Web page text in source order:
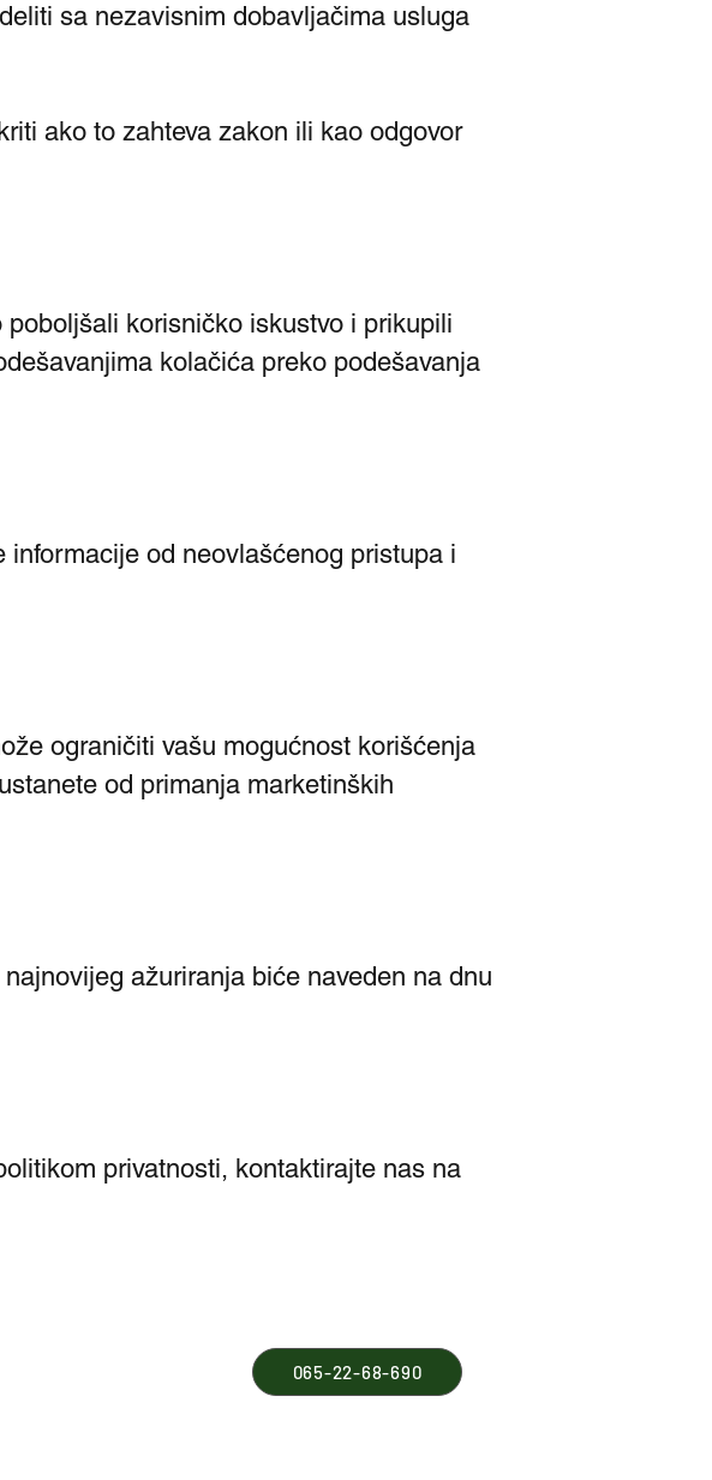
sa nezavisnim dobavljačima usluga
ako to zahteva zakon ili kao odgovor
korisničko iskustvo i prikupili
kolačića preko podešavanja
od neovlašćenog pristupa i
ograničiti vašu mogućnost korišćenja
od primanja marketinških
ažuriranja biće naveden na dnu
privatnosti, kontaktirajte nas na
065-22-68-690